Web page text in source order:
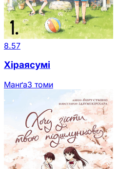
8.57
Хіраясумі
Манґа3 томи